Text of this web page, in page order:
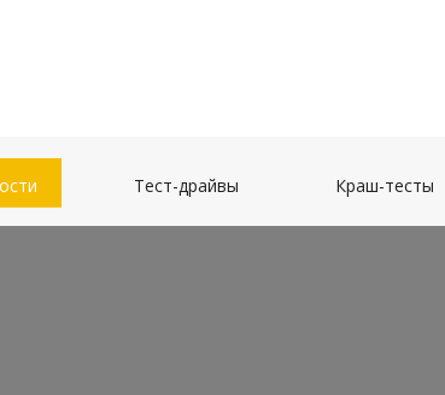
Тест-драйвы Краш-тесты